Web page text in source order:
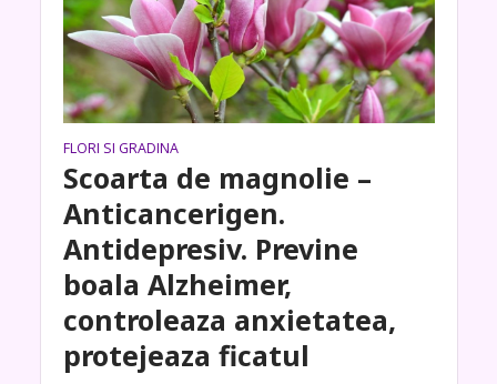
FLORI SI GRADINA
Scoarta de magnolie –
Anticancerigen.
Antidepresiv. Previne
boala Alzheimer,
controleaza anxietatea,
protejeaza ficatul